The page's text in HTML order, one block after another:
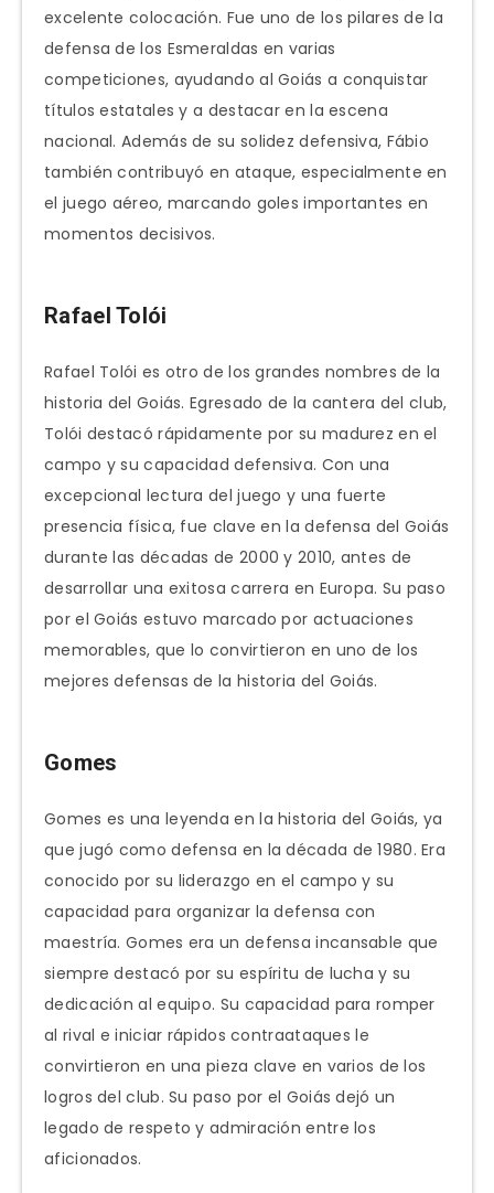
excelente colocación. Fue uno de los pilares de la
defensa de los Esmeraldas en varias
competiciones, ayudando al Goiás a conquistar
títulos estatales y a destacar en la escena
nacional. Además de su solidez defensiva, Fábio
también contribuyó en ataque, especialmente en
el juego aéreo, marcando goles importantes en
momentos decisivos.
Rafael Tolói
Rafael Tolói es otro de los grandes nombres de la
historia del Goiás. Egresado de la cantera del club,
Tolói destacó rápidamente por su madurez en el
campo y su capacidad defensiva. Con una
excepcional lectura del juego y una fuerte
presencia física, fue clave en la defensa del Goiás
durante las décadas de 2000 y 2010, antes de
desarrollar una exitosa carrera en Europa. Su paso
por el Goiás estuvo marcado por actuaciones
memorables, que lo convirtieron en uno de los
mejores defensas de la historia del Goiás.
Gomes
Gomes es una leyenda en la historia del Goiás, ya
que jugó como defensa en la década de 1980. Era
conocido por su liderazgo en el campo y su
capacidad para organizar la defensa con
maestría. Gomes era un defensa incansable que
siempre destacó por su espíritu de lucha y su
dedicación al equipo. Su capacidad para romper
al rival e iniciar rápidos contraataques le
convirtieron en una pieza clave en varios de los
logros del club. Su paso por el Goiás dejó un
legado de respeto y admiración entre los
aficionados.